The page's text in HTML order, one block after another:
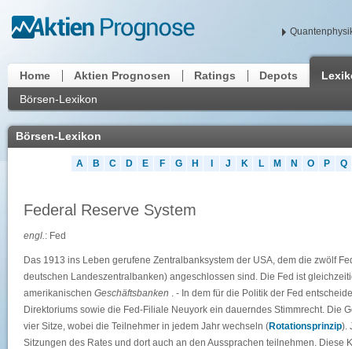
Home Aktien Prognosen Ratings Depots
Börsen-Lexikon
Börsen-Lexikon
A B C D E F G H J K L M N O P Q
Federal Reserve System
engl.: Fed
Das 1913 ins Leben gerufene Zentralbanksystem der USA, dem die zwölf
deutschen Landeszentralbanken) angeschlossen sind. Die Fed ist
amerikanischen Geschäftsbanken . - In dem für die Politik der Fed
Direktoriums sowie die Fed-Filiale Neuyork ein dauerndes Stimmrecht. Die
vier Sitze, wobei die Teilnehmer in jedem Jahr wechseln (Rotationsprinzip).
Sitzungen des Rates und dort auch an den Aussprachen teilnehmen. Diese